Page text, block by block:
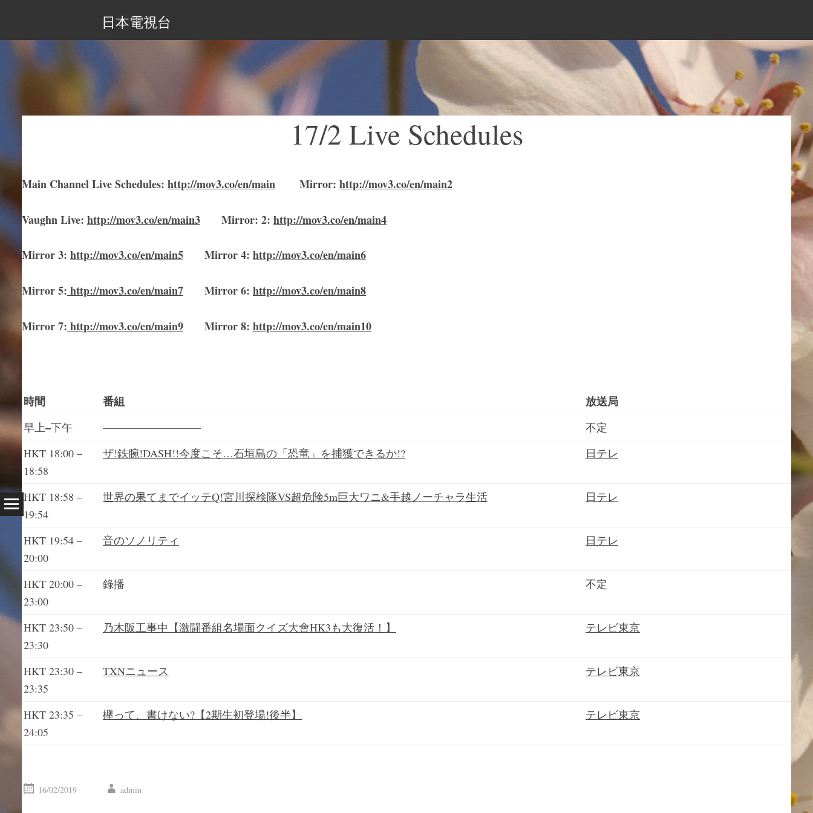
日本電視台
Menu
17/2 Live Schedules
Main Channel Live Schedules: http://mov3.co/en/main Mirror: http://mov3.co/en/main2
Vaughn Live: http://mov3.co/en/main3 Mirror: 2: http://mov3.co/en/main4
Mirror3: http://mov3.co/en/main5 Mirror4: http://mov3.co/en/main6
Mirror5: http://mov3.co/en/main7 Mirror6: http://mov3.co/en/main8
Mirror7: http://mov3.co/en/main9 Mirror 8: http://mov3.co/en/main10
時間 番組 放送局
早上–下午 —————————
不定
HKT 18:00 –
18:58
ザ!鉄腕!DASH!!今度こそ…石垣島の「恐竜」を捕獲できるか!? 日テレ
HKT 18:58 –
19:54
世界の果てまでイッテQ!宮川探検隊VS超危険5m巨大ワニ&手越ノーチャラ生活 日テレ
HKT 19:54 –
20:00
音のソノリティ 日テレ
HKT 20:00 –
23:00
錄播 不定
HKT 23:50 –
23:30
乃木阪工事中【激闘番組名場面クイズ大會HK3も大復活！】 テレビ東京
HKT 23:30 –
23:35
TXNニュース テレビ東京
HKT 23:35 –
24:05
欅って、書けない?【2期生初登場!後半】 テレビ東京
16/02/2019 admin